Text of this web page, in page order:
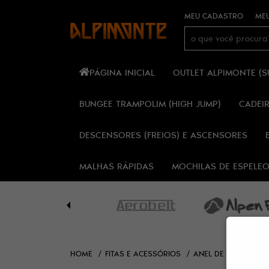
MEU CADASTRO
PÁGINA INICIAL OUTLET ALPIMONTE
BUNGEE TRAMPOLIM (HIGH JUMP)
DESCENSORES (FREIOS) E ASCENSORES
MALHAS RÁPIDAS MOCHILAS DE
HOME FITAS E ACESSÓRIOS ANEL DE FITA